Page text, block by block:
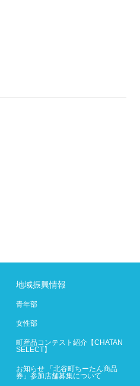
地域振興情報
青年部
女性部
町産品コンテスト紹介【CHATAN
SELECT】
お知らせ 「北谷町ちーたん商品
券」参加店舗募集について